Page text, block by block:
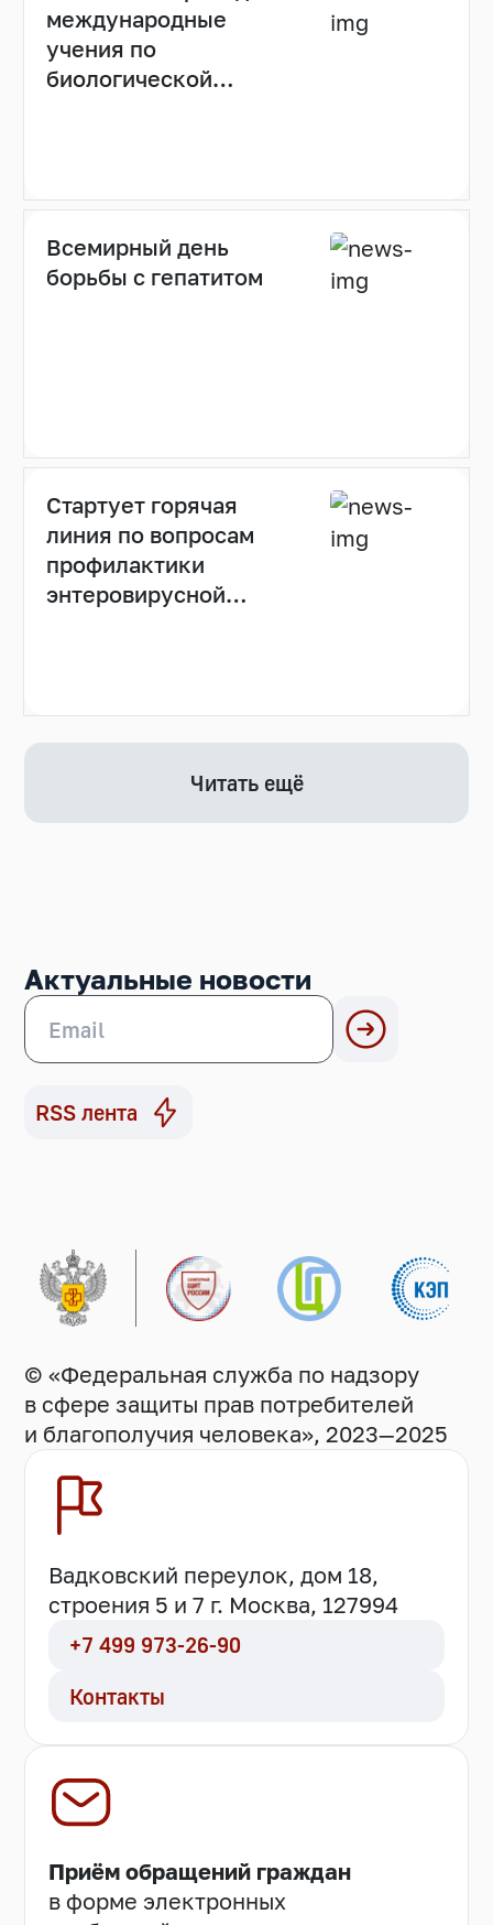
международные
учения по
биологической
лабораторий
Всемирный день
борьбы с гепатитом
Стартует горячая
линия по вопросам
профилактики
энтеровирусной
Читать ещё
Актуальные новости
RSS лента
© «Федеральная служба по надзору
в сфере защиты прав потребителей
и благополучия человека», 2023—2025
Вадковский переулок, дом 18,
строения 5 и 7 г. Москва, 127994
+7 499 973-26-90
Контакты
Приём обращений граждан
в форме электронных